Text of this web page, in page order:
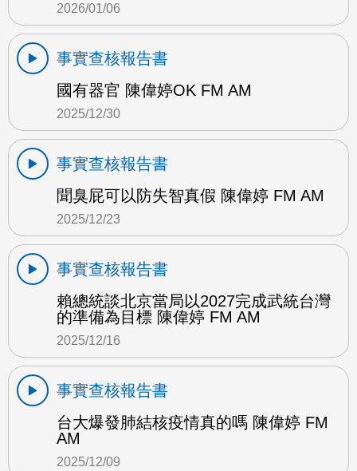
2026/01/06
事實查核報告書
國有器官 陳偉婷OK FM AM
2025/12/30
事實查核報告書
聞臭屁可以防失智真假 陳偉婷 FM AM
2025/12/23
事實查核報告書
賴總統談北京當局以2027完成武統台灣
的準備為目標 陳偉婷 FM AM
2025/12/16
事實查核報告書
台大爆發肺結核疫情真的嗎 陳偉婷 FM
AM
2025/12/09